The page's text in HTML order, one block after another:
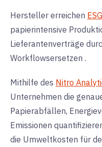
Hersteller erreichen
papierintensive
Lieferantenverträge
Workflowsersetzen .
Mithilfe des Nitro
Unternehmen die
Papierabfällen,
Emissionen
die Umweltkosten für